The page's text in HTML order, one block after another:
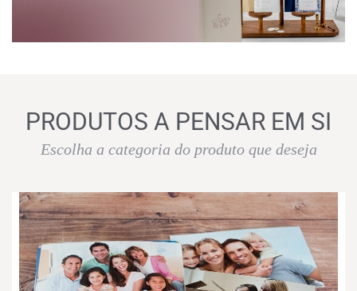
PRODUTOS A PENSAR EM SI
Escolha a categoria do produto que deseja